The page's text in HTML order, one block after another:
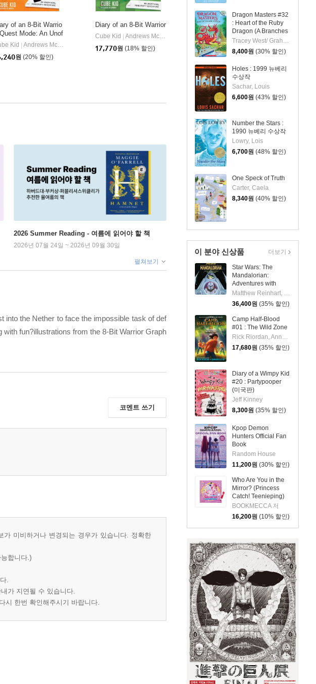
Dragon Masters #32
: Heart of the Ruby
Dragon (A Branches
Book)
8,400원 (30% 할인)
Holes : 1999 뉴베리
수상작
Sachar, Louis
6,600원 (43% 할인)
Number the Stars :
1990 뉴베리 수상작
Lowry, Lois
6,700원 (48% 할인)
One Speck of Truth
Carter, Caela
8,340원 (40% 할인)
이 분야 신상품
Star Wars: The
Mandalorian:
Adventures with
Grogu: Pop-Up
Storybook
Matthew Reinhart, S.T. Bende
36,400원 (35% 할인)
Camp Half-Blood
#01 : The Wild Zone
Rick Riordan, Annabelle Oh
17,680원 (35% 할인)
Diary of a Wimpy Kid
#20 : Partypooper
(미국판)
Jeff Kinney
8,300원 (35% 할인)
Kpop Demon
Hunters Official Fan
Book
Random House
11,200원 (30% 할인)
Who Are You in the
Mirror? (Princess
Catch! Teenieping)
(세이펜호환 / QR음원
포함)
BOOKMECCA 저
16,200원 (10% 할인)
더보기
Pub
of an 8-Bit Warrio
Mode: An Unof
Minecraft Adventur
Volume 5
Kid
Andrews McMeel Publishing
원 (20% 할인)
Diary of an 8-Bit Warrior
Cube Kid
Andrews McMeel Publishing
17,770원 (18% 할인)
2026 Summer Reading - 여름에 읽어야 할 책
2026년 07월 24일 ~ 2026년 09월 30일
펼쳐보기
into the Nether to face the impossible task of def
fun?illustrations from the 8-Bit Warrior Graph
코멘트 쓰기
미비하거나 변경되는 경우가 있습니다. 정확한
합니다.)
.
가 지연될 수 있습니다.
시 한번 확인해주시기 바랍니다.